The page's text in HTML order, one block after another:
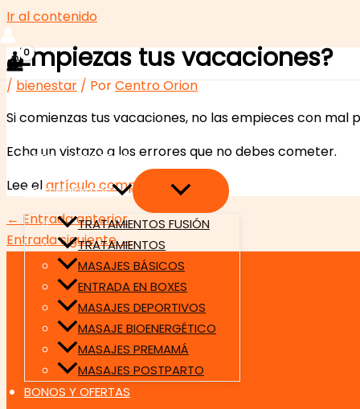
Ir al contenido
SOBRE NOSOTROS
TRATAMIENTOS
TRATAMIENTOS FUSIÓN
TRATAMIENTOS
MASAJES BÁSICOS
ENTRADA EN BOXES
MASAJES DEPORTIVOS
MASAJE BIOENERGÉTICO
MASAJES PREMAMÁ
MASAJES POSTPARTO
BONOS Y OFERTAS
¿Empiezas tus vacaciones?
/ bienestar / PorCentro Orion
Si comienzas tus vacaciones, no las empieces con mal
Echa un vistazo a los errores que no debes cometer.
Lee elartículo completo
← Entrada anterior
Entrada siguiente→